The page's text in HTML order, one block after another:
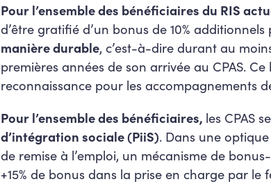
Pour l’ensemble des bénéficiaires du RIS
d’être gratifié d’un bonus de 10%
manière durable, c’est-à-dire durant au
premières années de son arrivée au CPAS.
reconnaissance pour les accompagnements
Pour l’ensemble des bénéficiaires, les CPAS
d’intégration sociale (PiiS). Dans une
de remise à l’emploi, un mécanisme de
+15% de bonus dans la prise en charge par